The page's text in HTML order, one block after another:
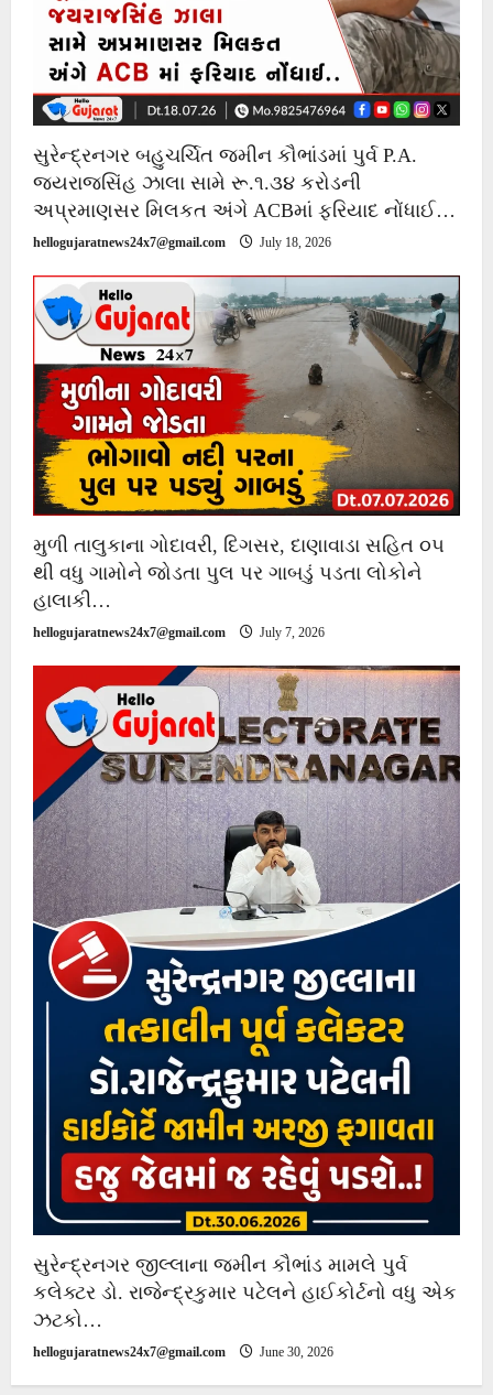
સુરેન્દ્રનગર બહુચર્ચિત જમીન કૌભાંડમાં પુર્વ P.A.
જયરાજસિંહ ઝાલા સામે રૂ.૧.૩૪ કરોડની
અપ્રમાણસર મિલકત અંગે ACBમાં ફરિયાદ નોંધાઈ…
hellogujaratnews24x7@gmail.com July 18, 2026
મુળી તાલુકાના ગોદાવરી, દિગસર, દાણાવાડા સહિત ૦૫
થી વધુ ગામોને જોડતા પુલ પર ગાબડું પડતા લોકોને
હાલાકી…
hellogujaratnews24x7@gmail.com July 7, 2026
સુરેન્દ્રનગર જીલ્લાના જમીન કૌભાંડ મામલે પુર્વ
કલેક્ટર ડો. રાજેન્દ્રકુમાર પટેલને હાઈકોર્ટનો વધુ એક
ઝટકો…
hellogujaratnews24x7@gmail.com June 30, 2026